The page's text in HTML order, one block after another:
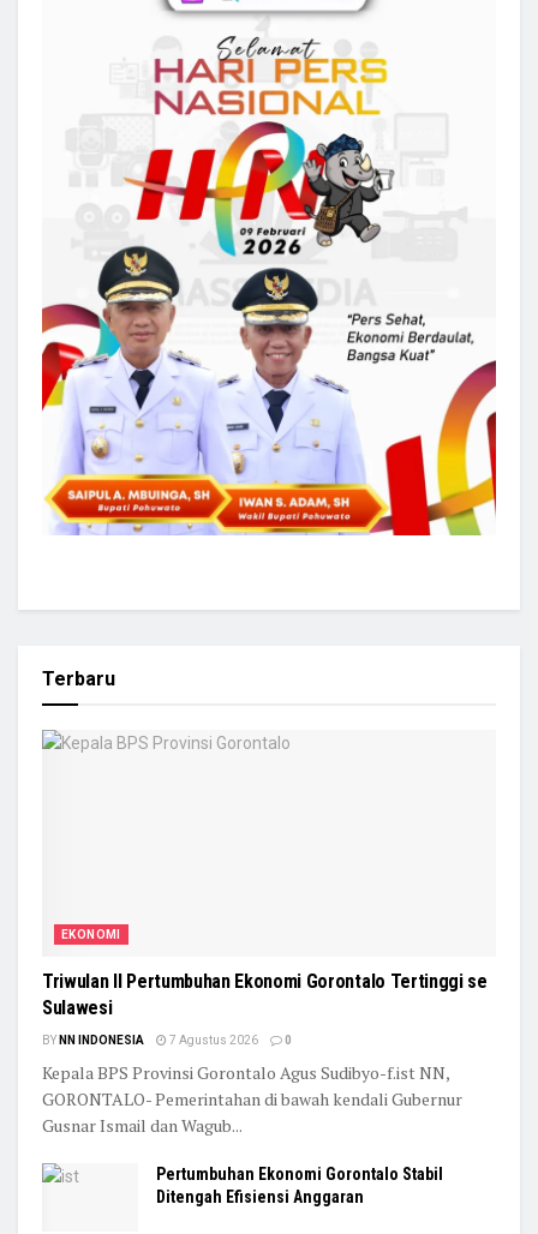
Terbaru
EKONOMI
Triwulan II Pertumbuhan Ekonomi Gorontalo Tertinggi se
Sulawesi
BY NN INDONESIA 7 Agustus 2026 0
Kepala BPS Provinsi Gorontalo Agus Sudibyo-f.ist NN,
GORONTALO- Pemerintahan di bawah kendali Gubernur
Gusnar Ismail dan Wagub...
Pertumbuhan Ekonomi Gorontalo Stabil
Ditengah Efisiensi Anggaran